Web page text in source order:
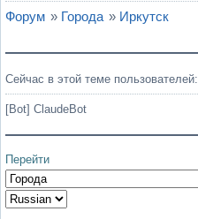
Форум » Города » Иркутск
Сейчас в этой теме пользователей:
[Bot] ClaudeBot
Перейти